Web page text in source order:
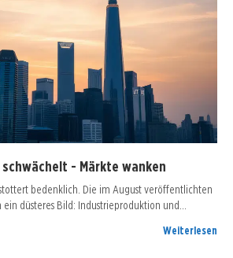
- Märkte wanken
bedenklich. Die im August veröffentlichten
düsteres Bild: Industrieproduktion und…
Weiterlesen